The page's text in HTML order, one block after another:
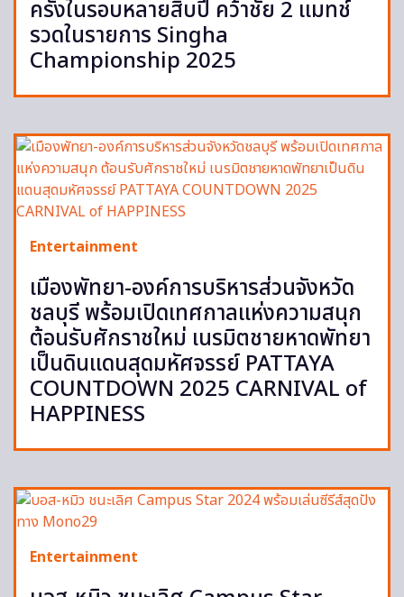
ครั้งในรอบหลายสิบปี คว้าชัย 2 แมทช์
รวดในรายการ Singha
Championship 2025
Entertainment
เมืองพัทยา-องค์การบริหารส่วนจังหวัด
ชลบุรี พร้อมเปิดเทศกาลแห่งความสนุก
ต้อนรับศักราชใหม่ เนรมิตชายหาดพัทยา
เป็นดินแดนสุดมหัศจรรย์ PATTAYA
COUNTDOWN 2025 CARNIVAL of
HAPPINESS
Entertainment